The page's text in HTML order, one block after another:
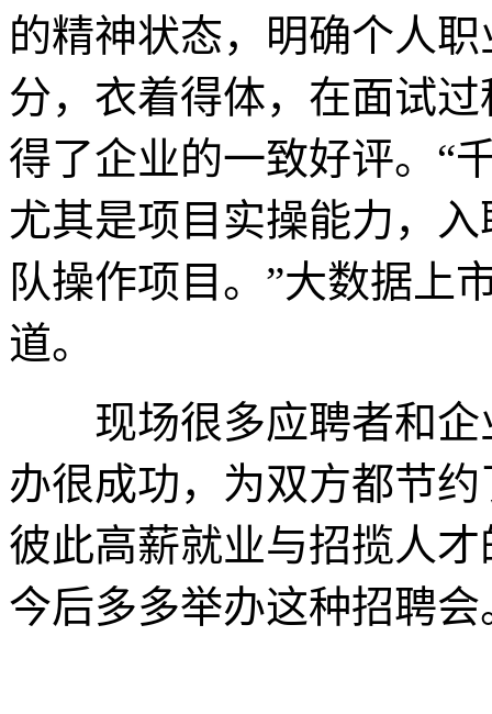
的精神状态，明确个人
分，衣着得体，在面试
得了企业的一致好评。“
尤其是项目实操能力，
队操作项目。”大数据上
道。
现场很多应聘者和企
办很成功，为双方都节
彼此高薪就业与招揽人
今后多多举办这种招聘会